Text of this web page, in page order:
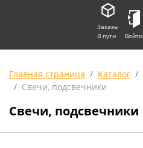
Заказы
В пути
Войти
Главная страница Каталог
Свечи, подсвечники
Свечи, подсвечники